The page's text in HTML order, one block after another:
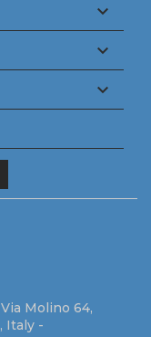



Molino 64,
Italy -